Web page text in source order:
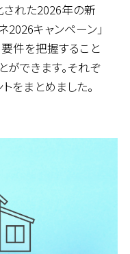
れた2026年の新
キャンペーン」
件を把握すること
ができます。それぞ
をまとめました。